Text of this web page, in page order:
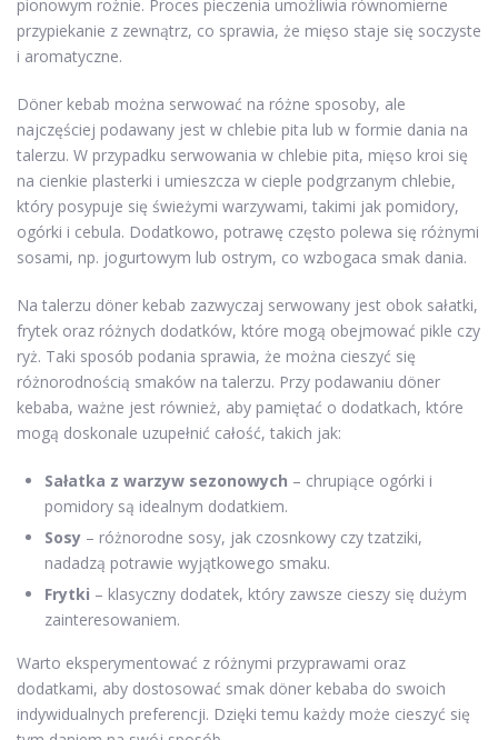
pionowym rożnie. Proces pieczenia umożliwia równomierne
przypiekanie z zewnątrz, co sprawia, że mięso staje się soczyste
i aromatyczne.
Döner kebab można serwować na różne sposoby, ale
najczęściej podawany jest w chlebie pita lub w formie dania na
talerzu. W przypadku serwowania w chlebie pita, mięso kroi się
na cienkie plasterki i umieszcza w cieple podgrzanym chlebie,
który posypuje się świeżymi warzywami, takimi jak pomidory,
ogórki i cebula. Dodatkowo, potrawę często polewa się różnymi
sosami, np. jogurtowym lub ostrym, co wzbogaca smak dania.
Na talerzu döner kebab zazwyczaj serwowany jest obok sałatki,
frytek oraz różnych dodatków, które mogą obejmować pikle czy
ryż. Taki sposób podania sprawia, że można cieszyć się
różnorodnością smaków na talerzu. Przy podawaniu döner
kebaba, ważne jest również, aby pamiętać o dodatkach, które
mogą doskonale uzupełnić całość, takich jak:
Sałatka z warzyw sezonowych – chrupiące ogórki i
pomidory są idealnym dodatkiem.
Sosy – różnorodne sosy, jak czosnkowy czy tzatziki,
nadadzą potrawie wyjątkowego smaku.
Frytki – klasyczny dodatek, który zawsze cieszy się dużym
zainteresowaniem.
Warto eksperymentować z różnymi przyprawami oraz
dodatkami, aby dostosować smak döner kebaba do swoich
indywidualnych preferencji. Dzięki temu każdy może cieszyć się